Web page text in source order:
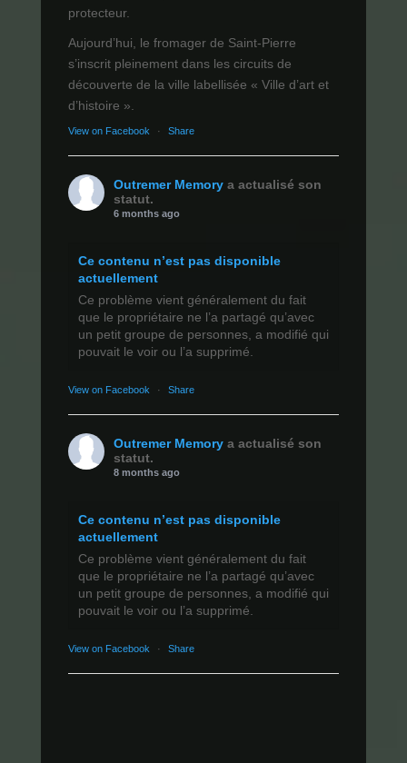
protecteur.
Aujourd’hui, le fromager de Saint-Pierre
s’inscrit pleinement dans les circuits de
découverte de la ville labellisée « Ville d’art et
d’histoire ».
View on Facebook · Share
Outremer Memory a actualisé son
statut.
6 months ago
Ce contenu n’est pas disponible
actuellement
Ce problème vient généralement du fait
que le propriétaire ne l’a partagé qu’avec
un petit groupe de personnes, a modifié qui
pouvait le voir ou l’a supprimé.
View on Facebook · Share
Outremer Memory a actualisé son
statut.
8 months ago
Ce contenu n’est pas disponible
actuellement
Ce problème vient généralement du fait
que le propriétaire ne l’a partagé qu’avec
un petit groupe de personnes, a modifié qui
pouvait le voir ou l’a supprimé.
View on Facebook · Share